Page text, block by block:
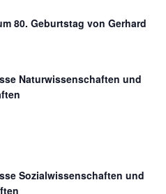
80. Geburtstag von Gerhard
Naturwissenschaften und
Sozialwissenschaften und